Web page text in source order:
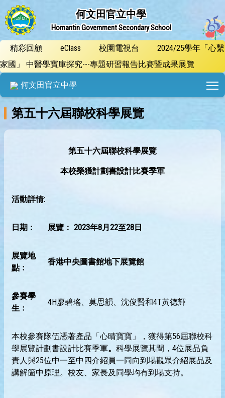
何文田官立中學
Homantin Government Secondary School
精彩回顧 eClass 校園電視台
2024/25學年「心繫
家國」 中醫學寶庫探究---專題研習報告比賽暨成果展覽
何文田官立中學
第五十六屆聯校科學展覽
第五十六屆聯校科學展覽
本校榮獲計劃書設計比賽季軍
活動詳情:
日期﹕ 展覽： 2023年8月 22至28日
展覽地
點﹕
香港中央圖書館地下展覽館
參賽學
生﹕
4H廖碧瑤、莫思韻、沈俊賢和4T黃德輝
本校參賽隊伍憑著產品「心晴寶寶」，獲得第56屆聯校科
學展覽計劃書設計比賽季軍。 科學展覽其間，4位展品負
責人與25位中一至中四介紹員一同向到場觀眾介紹展品及
講解箇中原理。校友、家長及同學均有到場支持。